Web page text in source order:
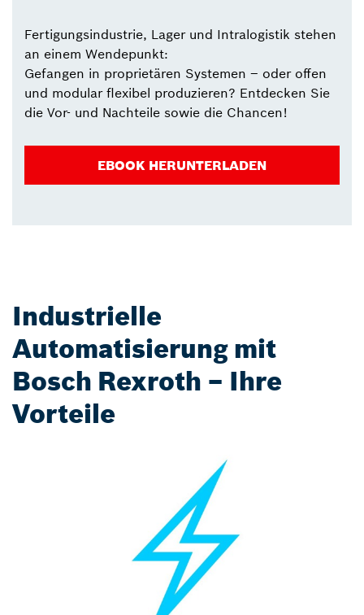
Fertigungsindustrie, Lager und Intralogistik stehen
an einem Wendepunkt:
Gefangen in proprietären Systemen – oder offen
und modular flexibel produzieren? Entdecken Sie
die Vor- und Nachteile sowie die Chancen!
EBOOK HERUNTERLADEN
Industrielle
Automatisierung mit
Bosch Rexroth – Ihre
Vorteile